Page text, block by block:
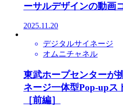
ーサルデザインの動画
2025.11.20
デジタルサイネージ
オムニチャネル
東武ホープセンターが
ネージ一体型Pop-upス
［前編］